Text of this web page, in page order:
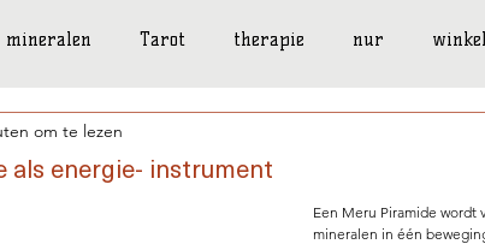
mineralen Tarot therapie nur
Energetix
als energie- instrument
om te lezen
Een Meru Piramide wordt
mineralen in één